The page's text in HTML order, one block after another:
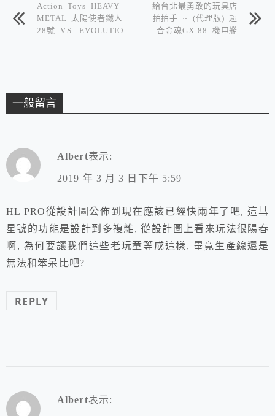
Action Toys HEAVY
METAL 太陽使者鐵人
28號 V.S. EVOLUTIO
給台北最勇敢的玩具店
拍拍手 ~ (代理版) 超
合金魂GX-88 機甲艦
一般留言
Albert表示:
2019 年 3 月 3 日下午 5:59
HL PRO從設計圖公佈到現在應該已經快兩年了吧, 這彗
星號的功能是設計到多複雜, 從設計圖上看來玩法很陽春
啊, 為何要讓我們這些老玩童等成這樣, 畢竟生產線還是
無法和笨呆比吧?
REPLY
Albert表示: